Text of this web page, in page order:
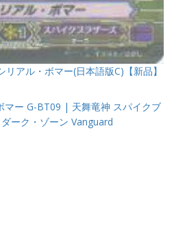
アル・ボマー(日本語版C)【新品】
マー G-BT09 | 天舞竜神 スパイクブ
ーク・ゾーン Vanguard